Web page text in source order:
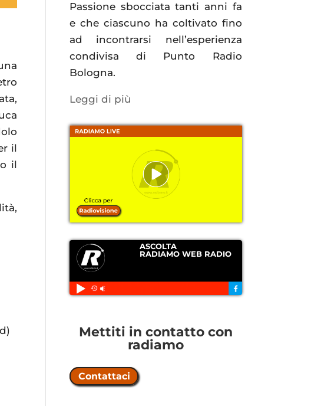
il
il
Passione sbocciata tanti anni fa
e che ciascuno ha coltivato fino
ad incontrarsi nell’esperienza
condivisa di Punto Radio
Bologna.
Leggi di più
ASCOLTA
RADIAMO WEB RADIO
Mettiti in contatto con
radiamo
Contattaci